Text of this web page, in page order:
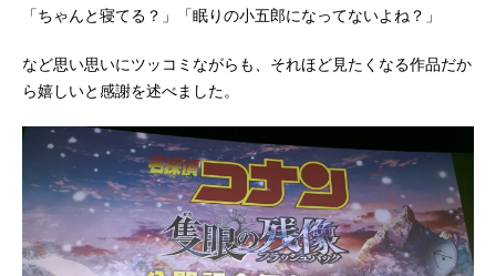
「ちゃんと寝てる？」「眠りの小五郎になってないよね？」
など思い思いにツッコミながらも、それほど見たくなる作品だか
ら嬉しいと感謝を述べました。